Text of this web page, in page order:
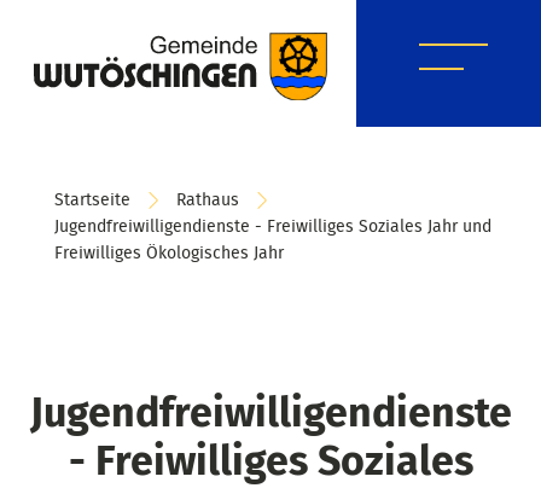
Startseite
Rathaus
Jugendfreiwilligendienste - Freiwilliges Soziales Jahr und
Freiwilliges Ökologisches Jahr
Jugendfreiwilligendienste
- Freiwilliges Soziales